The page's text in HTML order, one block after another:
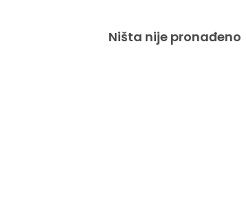
Ništa nije pronađeno